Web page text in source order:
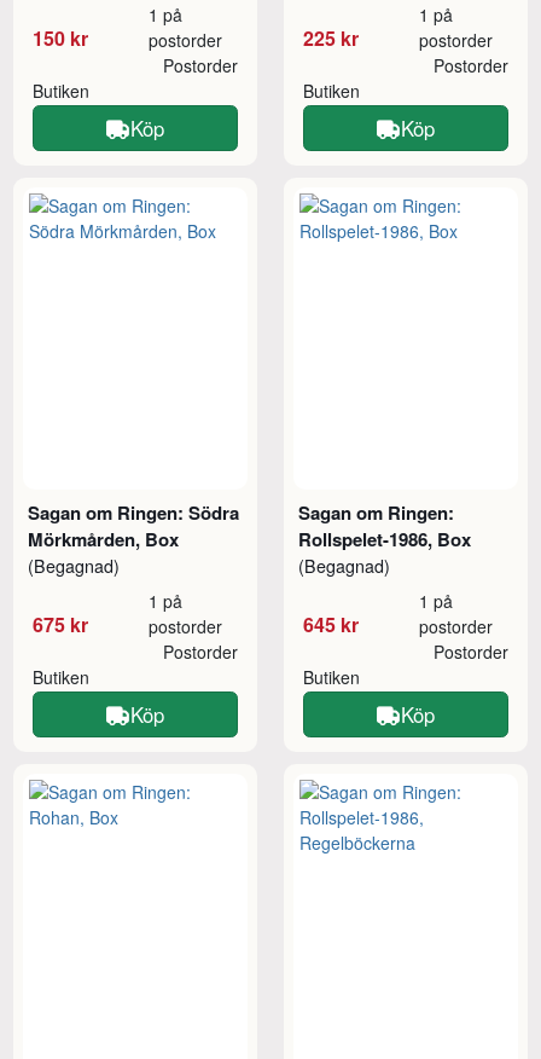
150 kr
1 på
postorder
Butiken
Postorder
Köp
225 kr
1 på
postorder
Butiken
Postorder
Köp
Sagan om Ringen: Södra
Mörkmården, Box
(Begagnad)
675 kr
1 på
postorder
Butiken
Postorder
Köp
Sagan om Ringen:
Rollspelet-1986, Box
(Begagnad)
645 kr
1 på
postorder
Butiken
Postorder
Köp